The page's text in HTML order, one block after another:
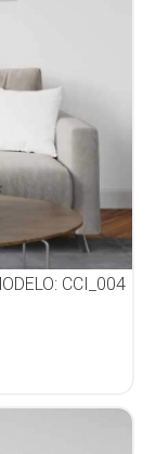
CCI_004